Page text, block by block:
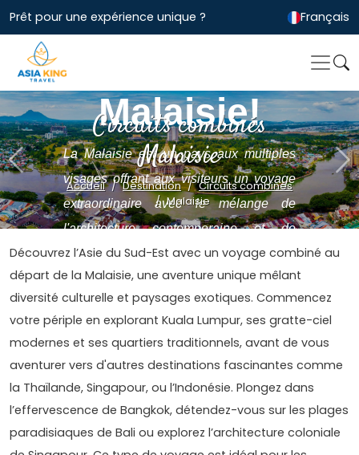
Prêt pour une expérience unique ? Français
Circuits combinés
Malaisie
Accueil Destination
Circuits combinés
Malaisie
Malaisie!
La Malaisie est un pays aux multiples
visages offrant aux visiteurs un voyage
extraordinaire avec le mélange de
l'architecture contemporaine et de
l'influence coloniale .
Previous
Découvrez l’Asie du Sud-Est avec un voyage combiné au
départ de la Malaisie, une aventure unique mêlant
diversité culturelle et paysages exotiques. Commencez
votre périple en explorant Kuala Lumpur, ses gratte-ciel
modernes et ses quartiers traditionnels, avant de vous
aventurer vers d'autres destinations fascinantes comme
la Thaïlande, Singapour, ou l’Indonésie. Plongez dans
l’effervescence de Bangkok, détendez-vous sur les plages
paradisiaques de Bali ou explorez l’architecture coloniale